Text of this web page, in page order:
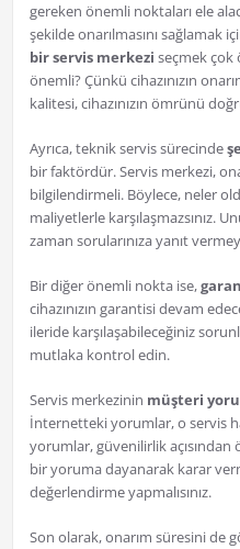
gereken önemli noktaları ele
şekilde onarılmasını sağlamak
bir servis merkezi seçmek çok
önemli? Çünkü cihazınızın
kalitesi, cihazınızın ömrünü
Ayrıca, teknik servis sürecinde
bir faktördür. Servis merkezi,
bilgilendirmeli. Böylece, neler
maliyetlerle karşılaşmazsınız.
zaman sorularınıza yanıt
Bir diğer önemli nokta ise,
cihazınızın garantisi devam
ileride karşılaşabileceğiniz
mutlaka kontrol edin.
Servis merkezinin müşteri
İnternetteki yorumlar, o servis
yorumlar, güvenilirlik
bir yoruma dayanarak karar
değerlendirme yapmalısınız.
Son olarak, onarım süresini de